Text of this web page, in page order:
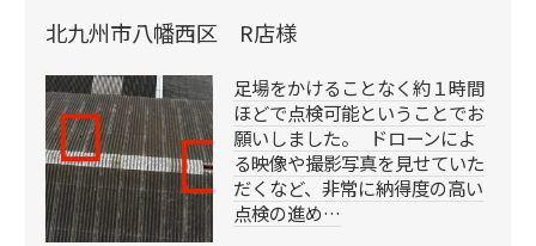
北九州市八幡西区 R店様
足場をかけることなく約１時間
ほどで点検可能ということでお
願いしました。 ドローンによ
る映像や撮影写真を見せていた
だくなど、非常に納得度の高い
点検の進め…